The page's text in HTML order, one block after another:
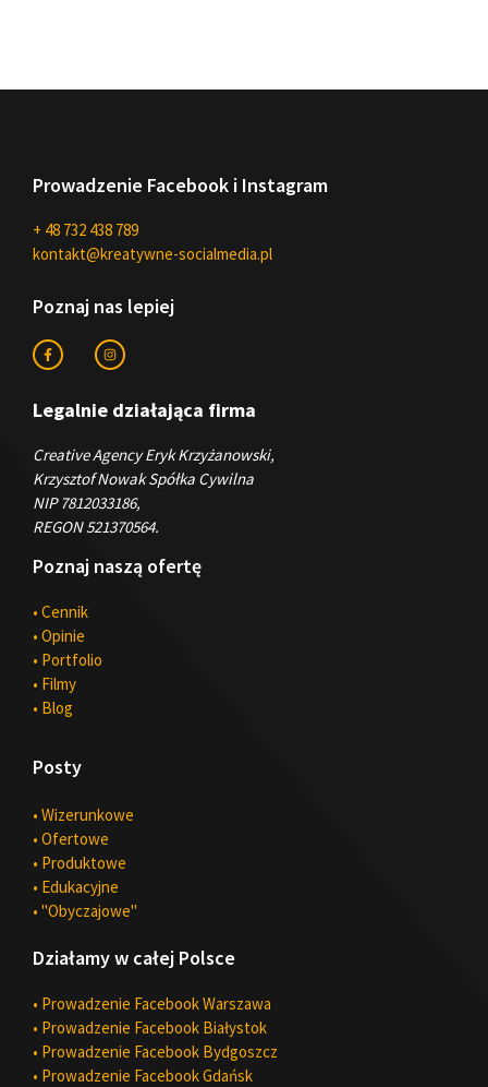
Prowadzenie Facebook i Instagram
+ 48 732 438 789
kontakt@kreatywne-socialmedia.pl
Poznaj nas lepiej
Legalnie działająca firma
Creative Agency Eryk Krzyżanowski,
Krzysztof Nowak Spółka Cywilna
NIP 7812033186,
REGON 521370564.
Poznaj naszą ofertę
• Cennik
• Opinie
• Portfolio
• Filmy
• Blog
Posty
• Wizerunkowe
• Ofertowe
• Produktowe
• Edukacyjne
• "Obyczajowe"
Działamy w całej Polsce
• Prowadzenie Facebook Warszawa
• Prowadzenie Facebook Białystok
• Prowadzenie Facebook Bydgoszcz
• Prowadzenie Facebook Gdańsk